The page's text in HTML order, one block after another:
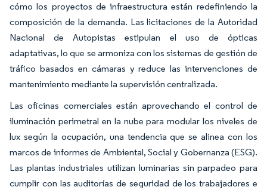
cómo los proyectos de infraestructura están redefiniendo la
composición de la demanda. Las licitaciones de la Autoridad
Nacional de Autopistas estipulan el uso de ópticas
adaptativas, lo que se armoniza con los sistemas de gestión de
tráfico basados en cámaras y reduce las intervenciones de
mantenimiento mediante la supervisión centralizada.
Las oficinas comerciales están aprovechando el control de
iluminación perimetral en la nube para modular los niveles de
lux según la ocupación, una tendencia que se alinea con los
marcos de informes de Ambiental, Social y Gobernanza (ESG).
Las plantas industriales utilizan luminarias sin parpadeo para
cumplir con las auditorías de seguridad de los trabajadores e